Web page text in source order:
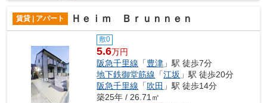
賃貸 | アパート Ｈｅｉｍ Ｂｒｕｎｎｅｎ
敷0
5.6万円
阪急千里線 「豊津 」駅 徒歩7分
地下鉄御堂筋線 「江坂 」駅 徒歩20分
阪急千里線 「吹田 」駅 徒歩14分
築25年 / 26.71㎡